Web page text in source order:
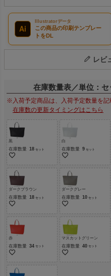
Ai
Illustratorデータ
この商品の印刷テンプレー
トをDL
レビ
在庫数量表／単位：セ
※入荷予定商品は、入荷予定数量を記
在庫数の更新タイミングはこちら
黒
在庫数量 18
白
在庫数量 9
ダークブラウン
在庫数量 18
ダークグレー
在庫数量 10
赤
在庫数量 34
マスカットグリーン
在庫数量 40